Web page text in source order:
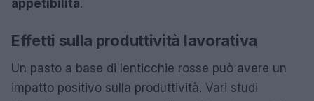
appetibilità.
Effetti sulla produttività lavorativa
Un pasto a base di lenticchie rosse può avere un
impatto positivo sulla produttività. Vari studi